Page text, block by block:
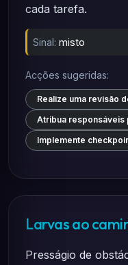
cada tarefa.
Sinal: misto
Acções sugeridas:
Realize uma revisão
Atribua
Implemente
Larvas ao
Presságio de